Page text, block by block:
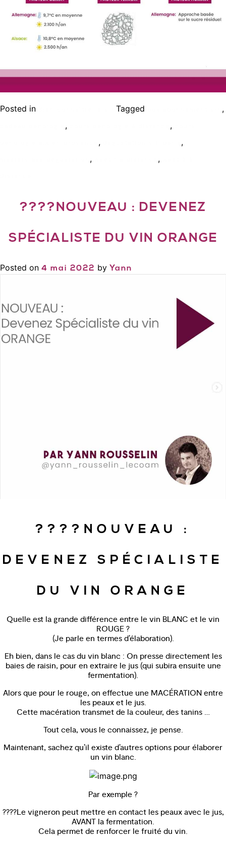
Posted in Tagged ,
, ,
, ,
, ,
????NOUVEAU : DEVENEZ
SPÉCIALISTE DU VIN ORANGE
Posted on 4 mai 2022 by Yann
????NOUVEAU :
DEVENEZ SPÉCIALISTE
DU VIN ORANGE
Quelle est la grande différence entre le vin BLANC et le vin
ROUGE ?
(Je parle en termes d’élaboration).
Eh bien, dans le cas du vin blanc : On presse directement les
baies de raisin, pour en extraire le jus (qui subira ensuite une
fermentation).
Alors que pour le rouge, on effectue une MACÉRATION entre
les peaux et le jus.
Cette macération transmet de la couleur, des tanins …
Tout cela, vous le connaissez, je pense.
Maintenant, sachez qu’il existe d’autres options pour élaborer
un vin blanc.
Par exemple ?
????Le vigneron peut mettre en contact les peaux avec le jus,
AVANT la fermentation.
Cela permet de renforcer le fruité du vin.